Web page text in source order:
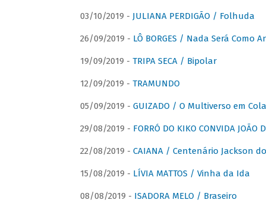
03/10/2019 - JULIANA PERDIGÃO / Folhuda
26/09/2019 - LÔ BORGES / Nada Será Como
19/09/2019 - TRIPA SECA / Bipolar
12/09/2019 - TRAMUNDO
05/09/2019 - GUIZADO / O Multiverso em
29/08/2019 - FORRÓ DO KIKO CONVIDA
22/08/2019 - CAIANA / Centenário Jackson
15/08/2019 - LÍVIA MATTOS / Vinha da Ida
08/08/2019 - ISADORA MELO / Braseiro